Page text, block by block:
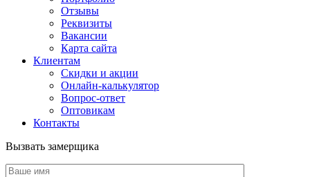
Отзывы
Реквизиты
Вакансии
Карта сайта
Клиентам
Скидки и акции
Онлайн-калькулятор
Вопрос-ответ
Оптовикам
Контакты
Вызвать замерщика